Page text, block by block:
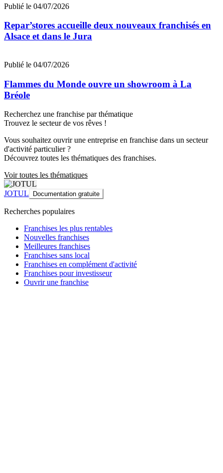
Publié le 04/07/2026
Repar’stores accueille deux nouveaux franchisés en
Alsace et dans le Jura
Publié le 04/07/2026
Flammes du Monde ouvre un showroom à La
Bréole
Recherchez une franchise par thématique
Trouvez le secteur de vos rêves !
Vous souhaitez ouvrir une entreprise en franchise dans un secteur
d'activité particulier ?
Découvrez toutes les thématiques des franchises.
Voir toutes les thématiques
JOTUL Documentation gratuite
Recherches populaires
Franchises les plus rentables
Nouvelles franchises
Meilleures franchises
Franchises sans local
Franchises en complément d'activité
Franchises pour investisseur
Ouvrir une franchise